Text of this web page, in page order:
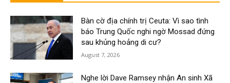
Bàn cờ địa chính trị Ceuta: Vì sao tình
báo Trung Quốc nghi ngờ Mossad đứng
sau khủng hoảng di cư?
August 7, 2026
Nghe lời Dave Ramsey nhận An sinh Xã